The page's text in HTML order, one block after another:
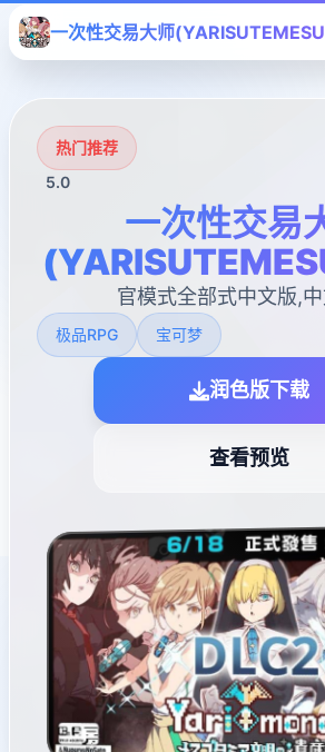
一次性交易大师
热门推荐
5.0
一次性交易
官模式全部式中文版,
极品RPG 宝可梦
润色版下载
查看预览